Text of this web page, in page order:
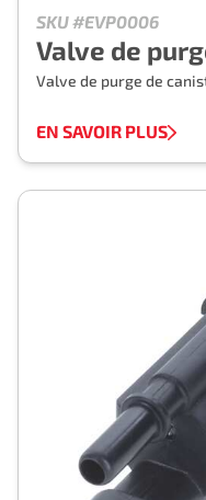
SKU #EVP0006
Valve de
Valve de purge de
EN SAVOIR PLUS